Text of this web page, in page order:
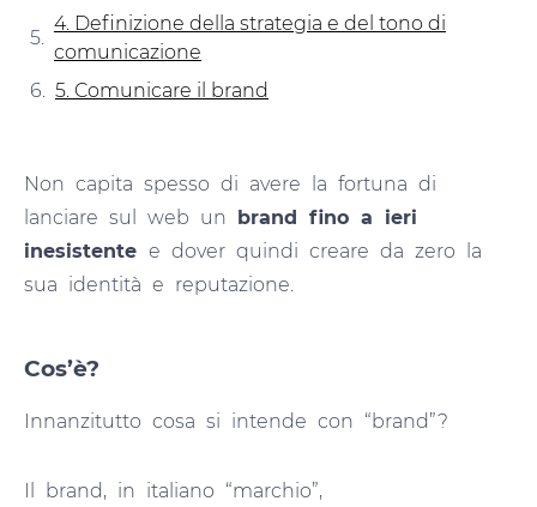
4. Definizione della strategia e del tono di
comunicazione
5. Comunicare il brand
Non capita spesso di avere la fortuna di
lanciare sul web un
brand fino a ieri
inesistente e dover quindi creare da zero la
sua identità e reputazione.
Cos’è?
Innanzitutto cosa si intende con “brand”?
Il brand, in italiano “marchio”,